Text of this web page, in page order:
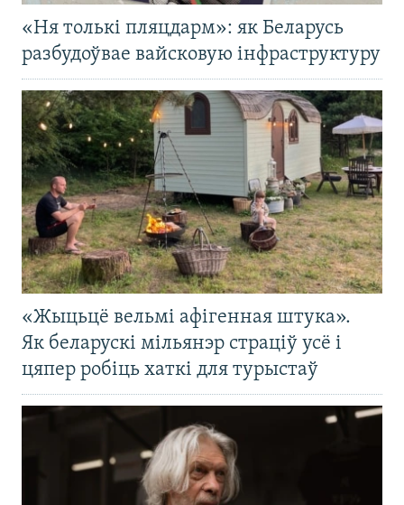
«Ня толькі пляцдарм»: як Беларусь
разбудоўвае вайсковую інфраструктуру
«Жыцьцё вельмі афігенная штука».
Як беларускі мільянэр страціў усё і
цяпер робіць хаткі для турыстаў